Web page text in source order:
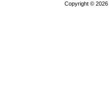
Copyright © 2026